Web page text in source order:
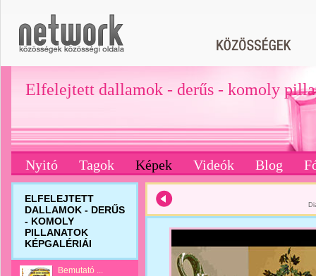
Elfelejtett dallamok - derűs - komoly
Nyitó Tagok Képek Videók Blog
ELFELEJTETT
DALLAMOK - DERŰS
- KOMOLY
PILLANATOK
KÉPGALÉRIÁI
Bemutató ...